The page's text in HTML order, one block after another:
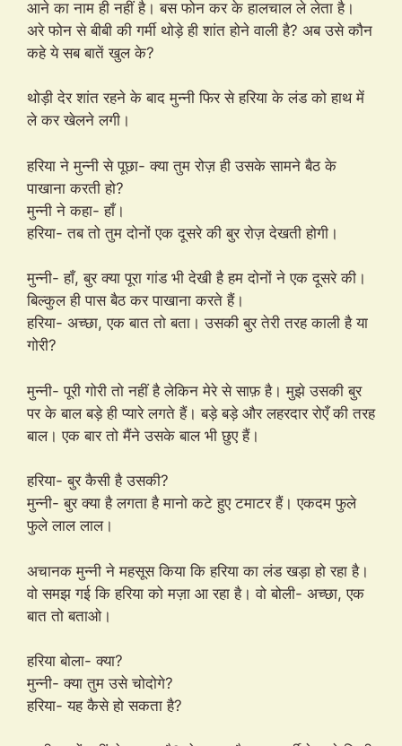
आने का नाम ही नहीं है। बस फोन कर के हालचाल ले लेता है।
अरे फोन से बीबी की गर्मी थोड़े ही शांत होने वाली है? अब उसे कौन
कहे ये सब बातें खुल के?
थोड़ी देर शांत रहने के बाद मुन्नी फिर से हरिया के लंड को हाथ में
ले कर खेलने लगी।
हरिया ने मुन्नी से पूछा- क्या तुम रोज़ ही उसके सामने बैठ के
पाखाना करती हो?
मुन्नी ने कहा- हाँ।
हरिया- तब तो तुम दोनों एक दूसरे की बुर रोज़ देखती होगी।
मुन्नी- हाँ, बुर क्या पूरा गांड भी देखी है हम दोनों ने एक दूसरे की।
बिल्कुल ही पास बैठ कर पाखाना करते हैं।
हरिया- अच्छा, एक बात तो बता। उसकी बुर तेरी तरह काली है या
गोरी?
मुन्नी- पूरी गोरी तो नहीं है लेकिन मेरे से साफ़ है। मुझे उसकी बुर
पर के बाल बड़े ही प्यारे लगते हैं। बड़े बड़े और लहरदार रोएँ की तरह
बाल। एक बार तो मैंने उसके बाल भी छुए हैं।
हरिया- बुर कैसी है उसकी?
मुन्नी- बुर क्या है लगता है मानो कटे हुए टमाटर हैं। एकदम फुले
फुले लाल लाल।
अचानक मुन्नी ने महसूस किया कि हरिया का लंड खड़ा हो रहा है।
वो समझ गई कि हरिया को मज़ा आ रहा है। वो बोली- अच्छा, एक
बात तो बताओ।
हरिया बोला- क्या?
मुन्नी- क्या तुम उसे चोदोगे?
हरिया- यह कैसे हो सकता है?